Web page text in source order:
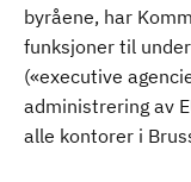
byråene, har
funksjoner til
(«executive
administrering av
alle kontorer i